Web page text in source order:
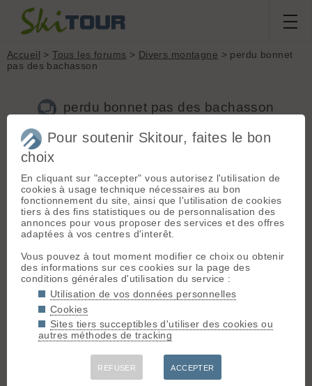
Accueil >Tous les forums > Divers montagne > perdu bonnet
pas des bachasson
perdu bonnet pas des bachasson
Nouveau sujet
M
mezzo38 [40 posts] - Le 24/12/2008 14:59
perdu un bonnet noir de marque lafuma ce matin au pas des
Bachasson
si quelqu'un le retrouve c'est cool
une bonne biere offerte des que je l'ai sur la tête😉
pascale- Le 25/12/2008 20:08
note que quand on a la tete près du bonnet c'est pas bien non
plus 😡 😉
neigerome[538posts] - Le 29/12/2008 00:28
Merci mat pour l'annonce
personne n'est allé dans les bachassons !! 😮
Pour soutenir Skitour, faites le bon
choix
En cliquant sur "accepter" vous autorisez l'utilisation de
cookies à usage technique nécessaires au bon
fonctionnement du site, ainsi que l'utilisation de cookies
tiers à des fins statistiques ou de personnalisation des
annonces pour vous proposer des services et des offres
adaptées à vos centres d'interêt.
Vous pouvez à tout moment modifier ce choix ou obtenir
des informations sur ces cookies sur la page des
conditions générales d'utilisation du service :
Utilisation de vos données personnelles
Cookies
Sites tiers succeptibles d'utiliser des cookies ou
autres méthodes de tracking
REFUSER ACCEPTER